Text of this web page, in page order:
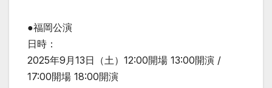
●福岡公演
日時：
2025年9月13日（土）12:00開場 13:00開演 /
17:00開場 18:00開演